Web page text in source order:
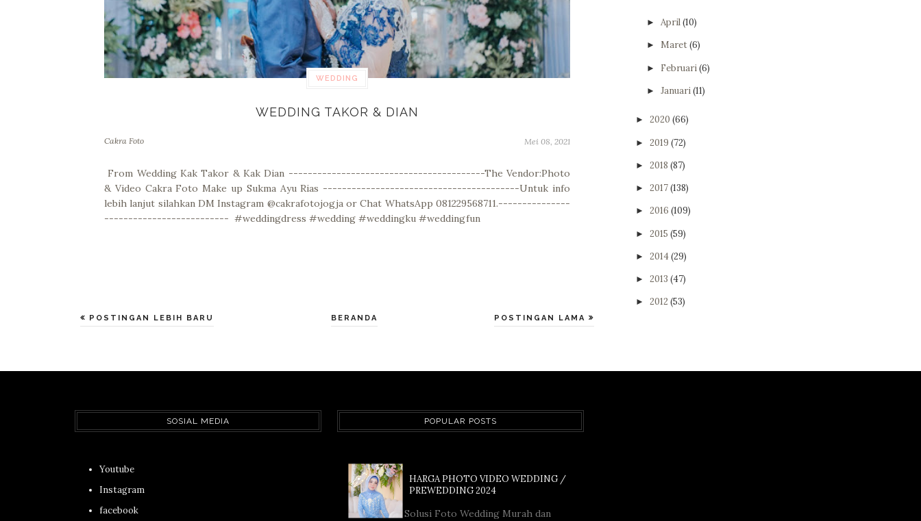
WEDDING
WEDDING TAKOR & DIAN
Cakra Foto Mei 08, 2021
From Wedding Kak Takor & Kak Dian -----------------------------------------The Vendor:Photo
& Video Cakra Foto Make up Sukma Ayu Rias -----------------------------------------Untuk info
lebih lanjut silahkan DM Instagram @cakrafotojogja or Chat WhatsApp 081229568711.---------------
-------------------------- #weddingdress #wedding #weddingku #weddingfun
POSTINGAN LEBIH BARU POSTINGAN LAMA
BERANDA
► April(10)
► Maret(6)
► Februari(6)
► Januari(11)
► 2020 (66)
► 2019 (72)
► 2018 (87)
► 2017(138)
► 2016 (109)
► 2015 (59)
► 2014(29)
► 2013 (47)
► 2012 (53)
SOSIAL MEDIA
Youtube
Instagram
facebook
POPULAR POSTS
HARGA PHOTO VIDEO WEDDING /
PREWEDDING 2024
Solusi Foto Wedding Murah dan